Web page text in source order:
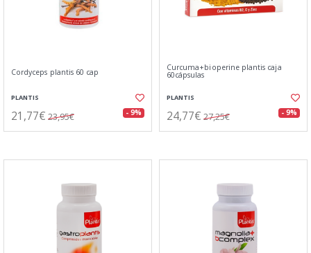
Cordyceps plantis 60 cap
PLANTIS
21,77€ 23,95€ - 9%
Curcuma+bioperine plantis caja
60cápsulas
PLANTIS
24,77€ 27,25€ - 9%